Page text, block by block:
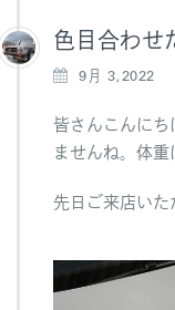
色目合わせ
9月 3,2022
皆さんこんにち
ませんね。体
先日ご来店い